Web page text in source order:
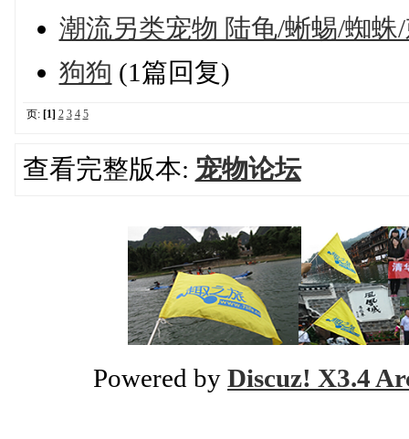
潮流另类宠物 陆龟/蜥蜴/蜘蛛
狗狗 (1篇回复)
页: [1] 2 3 4 5
查看完整版本: 宠物论坛
Powered by Discuz! X3.4